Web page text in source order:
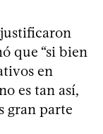
que “si bien
en
es tan así,
gran parte